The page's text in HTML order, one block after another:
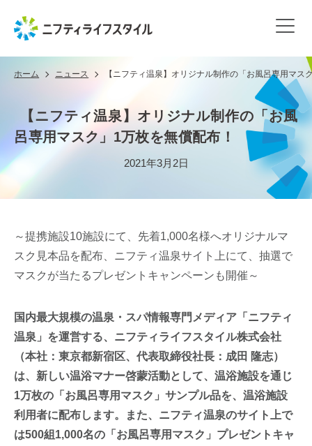
ホーム ニュース 【ニフティ温泉】オリジナル制作の「お風呂専用マス
【ニフティ温泉】オリジナル制作の「お風
呂専用マスク」1万枚を無償配布！
2021年3月2日
～提携施設10施設にて、先着1,000名様へオリジナルマ
スク見本品を配布、ニフティ温泉サイト上にて、抽選で
マスクが当たるプレゼントキャンペーンも開催～
国内最大規模の温泉・スパ情報専門メディア「ニフティ
温泉」を運営する、ニフティライフスタイル株式会社
（本社：東京都新宿区、代表取締役社長：成田 隆志）
は、新しい温浴マナー啓蒙活動として、温浴施設を通じ
1万枚の「お風呂専用マスク」サンプル品を、温浴施設
利用者に配布します。また、ニフティ温泉のサイト上で
は500組1,000名の「お風呂専用マスク」プレゼントキャ